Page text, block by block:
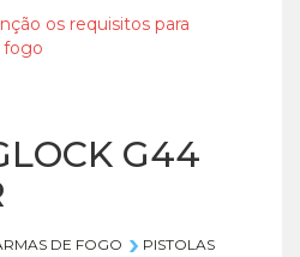
os requisitos para
fogo
G44
DE FOGO
PISTOLAS